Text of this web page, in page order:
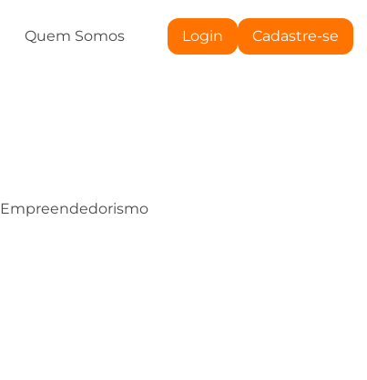
Quem Somos Login Cadastre-se
Empreendedorismo